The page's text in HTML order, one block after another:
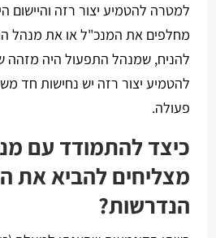
למטרה להטמיע יצור רזה והיישום
מחלפים את המנכ"ל או את מנהל
להניח, שמנהל התפעול היה מזהה
להטמיע יצור רזה יש נחישות חד
פעולה.
כיצד להתמודד עם
מצליחים להביא את
הנדרשות?